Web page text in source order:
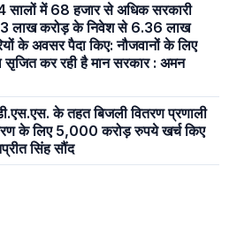
सालों में 68 हजार से अधिक सरकारी
लाख करोड़ के निवेश से 6.36 लाख
के अवसर पैदा किए: नौजवानों के लिए
कर रही है मान सरकार : अमन
के तहत बिजली वितरण प्रणाली
के लिए 5,000 करोड़ रुपये खर्च किए
सिंह सौंद